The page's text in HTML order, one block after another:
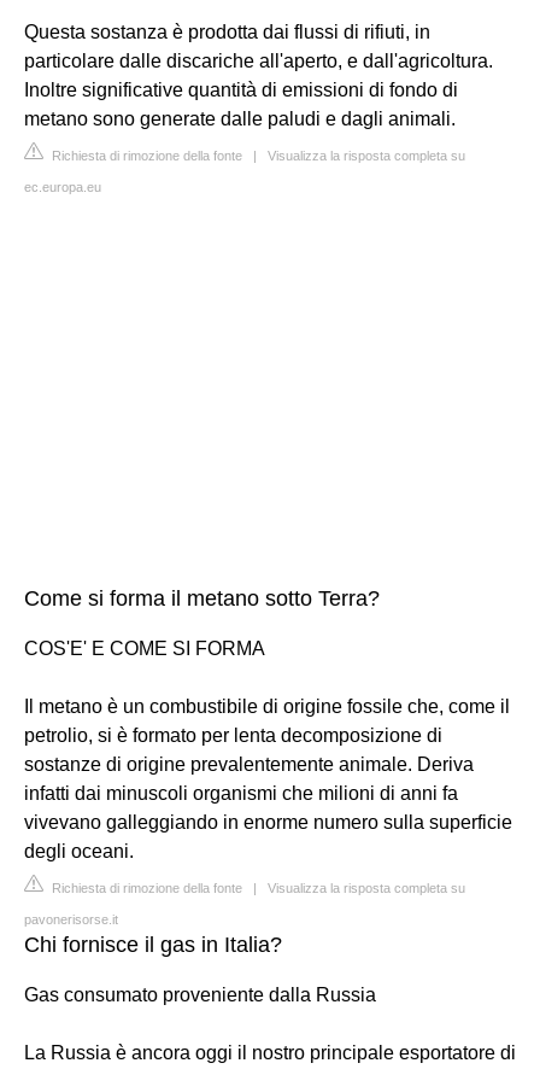
Questa sostanza è prodotta dai flussi di rifiuti, in
particolare dalle discariche all'aperto, e dall'agricoltura.
Inoltre significative quantità di emissioni di fondo di
metano sono generate dalle paludi e dagli animali.
Richiesta di rimozione della fonte | Visualizza la risposta completa su
ec.europa.eu
Come si forma il metano sotto Terra?
COS'E' E COME SI FORMA
Il metano è un combustibile di origine fossile che, come il
petrolio, si è formato per lenta decomposizione di
sostanze di origine prevalentemente animale. Deriva
infatti dai minuscoli organismi che milioni di anni fa
vivevano galleggiando in enorme numero sulla superficie
degli oceani.
Richiesta di rimozione della fonte | Visualizza la risposta completa su
pavonerisorse.it
Chi fornisce il gas in Italia?
Gas consumato proveniente dalla Russia
La Russia è ancora oggi il nostro principale esportatore di